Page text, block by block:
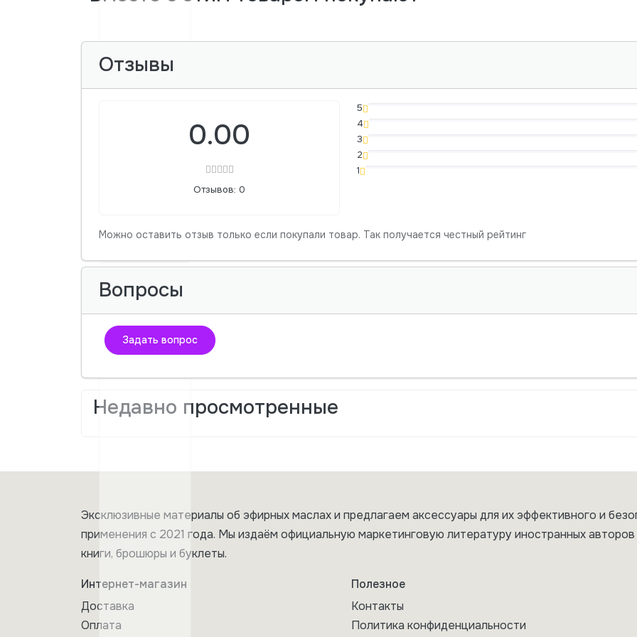
Отзывы
0.00
Отзывов: 0
5
4
3
2
1
Можно оставить отзыв только если покупали товар. Так получается честный рейтинг
Вопросы
Задать вопрос
Недавно просмотренные
Эксклюзивные материалы об эфирных маслах и предлагаем аксессуары для их эффективного и
применения с 2021 года. Мы издаём официальную маркетинговую литературу иностранных авторов
книги, брошюры и буклеты.
Интернет-магазин
Доставка
Оплата
Полезное
Контакты
Политика конфиденциальности